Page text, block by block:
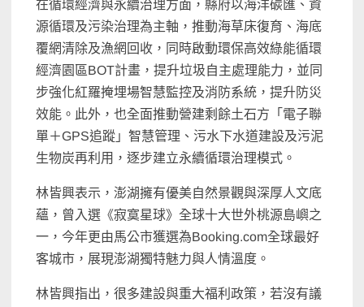
在循環經濟與永續治理方面，縣府以海洋碳匯、資
源循環及污染治理為主軸，推動海草床復育、海底
覆網清除及漁網回收，同時啟動環保高效綠能循環
經濟園區BOT計畫，提升垃圾自主處理能力，並同
步強化紅羅掩埋場智慧監控及消防系統，提升防災
效能。此外，也全面推動營建剩餘土石方「電子聯
單＋GPS追蹤」智慧管理、污水下水道建設及污泥
生物炭再利用，逐步建立永續循環治理模式。
林皆興表示，澎湖擁有優美自然景觀與深厚人文底
蘊，曾入選《寂寞星球》全球十大世外桃源島嶼之
一，今年更由馬公市獲選為Booking.com全球最好
客城市，展現澎湖獨特魅力與人情溫度。
林皆興指出，很多建設與重大福利政策，若沒有議